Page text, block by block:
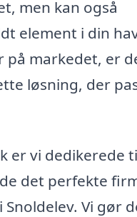
men kan også
element i din
på markedet, er
løsning, der
er vi dedikerede
det perfekte
Vi gør